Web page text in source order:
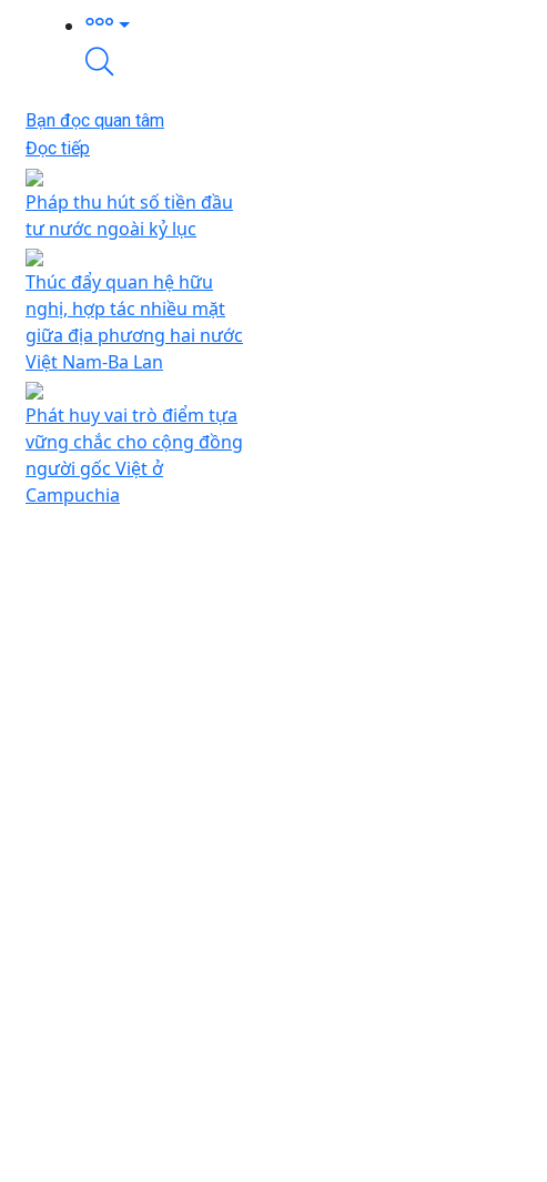
Bạn đọc quan tâm
Đọc tiếp
Pháp thu hút số tiền đầu
tư nước ngoài kỷ lục
Thúc đẩy quan hệ hữu
nghị, hợp tác nhiều mặt
giữa địa phương hai nước
Việt Nam-Ba Lan
Phát huy vai trò điểm tựa
vững chắc cho cộng đồng
người gốc Việt ở
Campuchia